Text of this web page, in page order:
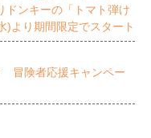
ドンキーの「トマト弾け
)より期間限定でスタート
冒険者応援キャンペー